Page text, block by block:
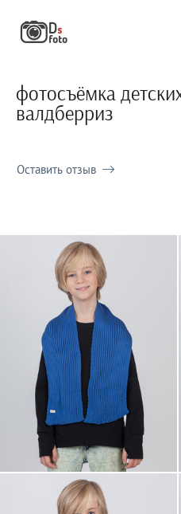
фотосъёмка
валдберриз
Оставить отзыв